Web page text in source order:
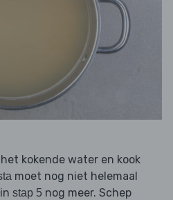
kokende water en kook
moet nog niet helemaal
stap 5 nog meer. Schep